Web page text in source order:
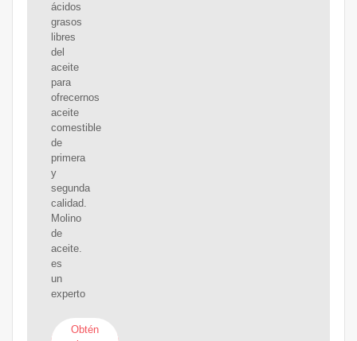
ácidos
grasos
libres
del
aceite
para
ofrecernos
aceite
comestible
de
primera
y
segunda
calidad.
Molino
de
aceite.
es
un
experto
Obtén